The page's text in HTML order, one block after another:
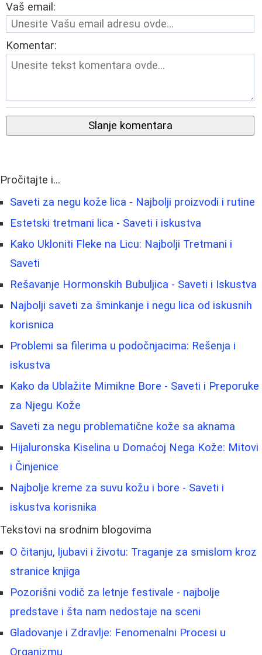
Vaš email:
Komentar:
Slanje komentara
Pročitajte i...
Saveti za negu kože lica - Najbolji proizvodi i rutine
Estetski tretmani lica - Saveti i iskustva
Kako Ukloniti Fleke na Licu: Najbolji Tretmani i
Saveti
Rešavanje Hormonskih Bubuljica - Saveti i Iskustva
Najbolji saveti za šminkanje i negu lica od iskusnih
korisnica
Problemi sa filerima u podočnjacima: Rešenja i
iskustva
Kako da Ublažite Mimikne Bore - Saveti i Preporuke
za Njegu Kože
Saveti za negu problematične kože sa aknama
Hijaluronska Kiselina u Domaćoj Nega Kože: Mitovi
i Činjenice
Najbolje kreme za suvu kožu i bore - Saveti i
iskustva korisnika
Tekstovi na srodnim blogovima
O čitanju, ljubavi i životu: Traganje za smislom kroz
stranice knjiga
Pozorišni vodič za letnje festivale - najbolje
predstave i šta nam nedostaje na sceni
Gladovanje i Zdravlje: Fenomenalni Procesi u
Organizmu